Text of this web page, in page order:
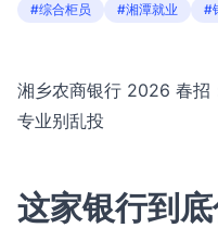
#综合柜员
#湘潭就业 #
湘乡农商银行 2026 春招
专业别乱投
这家银行到